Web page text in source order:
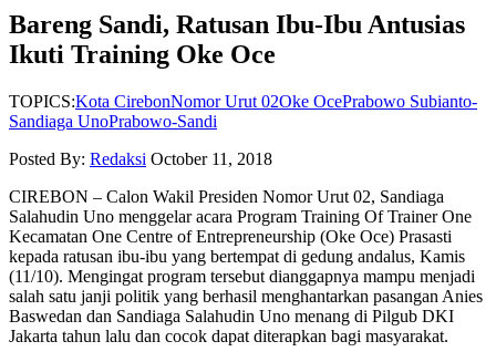
Bareng Sandi, Ratusan Ibu-Ibu Antusias
Ikuti Training Oke Oce
TOPICS:Kota CirebonNomor Urut 02Oke OcePrabowo Subianto-
Sandiaga UnoPrabowo-Sandi
Posted By: Redaksi October 11, 2018
CIREBON – Calon Wakil Presiden Nomor Urut 02, Sandiaga
Salahudin Uno menggelar acara Program Training Of Trainer One
Kecamatan One Centre of Entrepreneurship (Oke Oce) Prasasti
kepada ratusan ibu-ibu yang bertempat di gedung andalus, Kamis
(11/10). Mengingat program tersebut dianggapnya mampu menjadi
salah satu janji politik yang berhasil menghantarkan pasangan Anies
Baswedan dan Sandiaga Salahudin Uno ‎menang di Pilgub DKI
Jakarta tahun lalu dan cocok dapat diterapkan bagi masyarakat.